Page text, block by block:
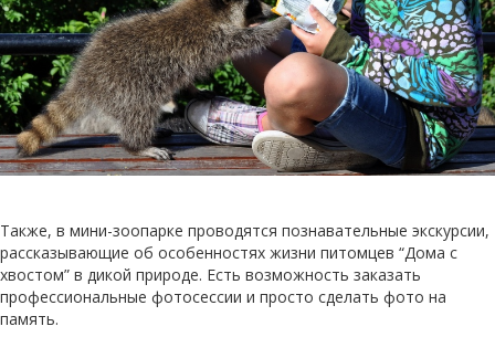
Также, в мини-зоопарке проводятся познавательные экскурсии,
рассказывающие об особенностях жизни питомцев “Дома с
хвостом” в дикой природе. Есть возможность заказать
профессиональные фотосессии и просто сделать фото на
память.